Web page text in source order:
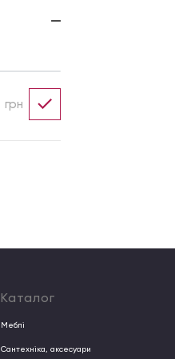
грн
Каталог
Меблі
Сантехніка, аксесуари